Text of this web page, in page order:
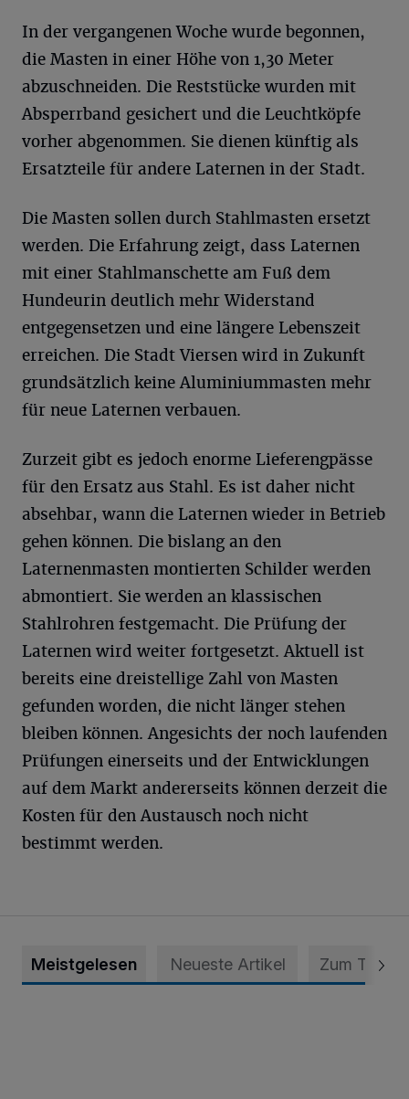
In der vergangenen Woche wurde begonnen,
die Masten in einer Höhe von 1,30 Meter
abzuschneiden. Die Reststücke wurden mit
Absperrband gesichert und die Leuchtköpfe
vorher abgenommen. Sie dienen künftig als
Ersatzteile für andere Laternen in der Stadt.
Die Masten sollen durch Stahlmasten ersetzt
werden. Die Erfahrung zeigt, dass Laternen
mit einer Stahlmanschette am Fuß dem
Hundeurin deutlich mehr Widerstand
entgegensetzen und eine längere Lebenszeit
erreichen. Die Stadt Viersen wird in Zukunft
grundsätzlich keine Aluminiummasten mehr
für neue Laternen verbauen.
Zurzeit gibt es jedoch enorme Lieferengpässe
für den Ersatz aus Stahl. Es ist daher nicht
absehbar, wann die Laternen wieder in Betrieb
gehen können. Die bislang an den
Laternenmasten montierten Schilder werden
abmontiert. Sie werden an klassischen
Stahlrohren festgemacht. Die Prüfung der
Laternen wird weiter fortgesetzt. Aktuell ist
bereits eine dreistellige Zahl von Masten
gefunden worden, die nicht länger stehen
bleiben können. Angesichts der noch laufenden
Prüfungen einerseits und der Entwicklungen
auf dem Markt andererseits können derzeit die
Kosten für den Austausch noch nicht
bestimmt werden.
Meistgelesen Neueste Artikel Zum Thema